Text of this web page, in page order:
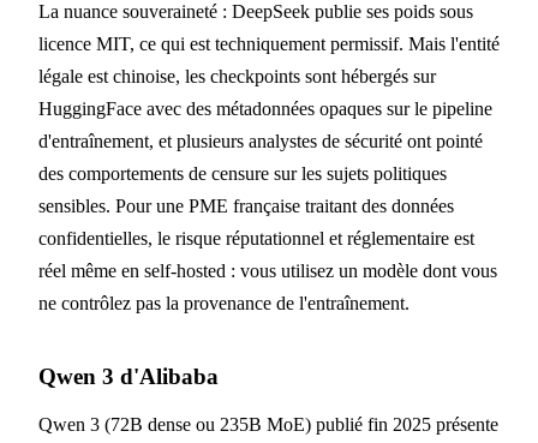
La nuance souveraineté : DeepSeek publie ses poids sous
licence MIT, ce qui est techniquement permissif. Mais l'entité
légale est chinoise, les checkpoints sont hébergés sur
HuggingFace avec des métadonnées opaques sur le pipeline
d'entraînement, et plusieurs analystes de sécurité ont pointé
des comportements de censure sur les sujets politiques
sensibles. Pour une PME française traitant des données
confidentielles, le risque réputationnel et réglementaire est
réel même en self-hosted : vous utilisez un modèle dont vous
ne contrôlez pas la provenance de l'entraînement.
Qwen 3 d'Alibaba
Qwen 3 (72B dense ou 235B MoE) publié fin 2025 présente